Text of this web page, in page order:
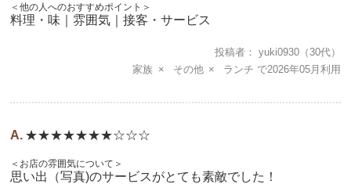
＜他の人へのおすすめポイント＞
料理・味｜雰囲気｜接客・サービス
投稿者 yuki0930 （30代）
家族
その他 ランチ 2026年05月
★★★★★★★☆☆☆
＜お店の雰囲気について＞
思い出（写真)のサービスがとても素敵でした！